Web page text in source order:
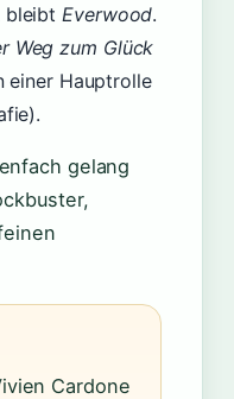
bleibtEverwood.
Weg zum Glück
einer Hauptrolle
gelang
Cardone